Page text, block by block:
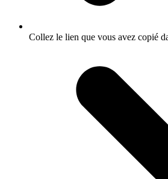
Collez le lien que vous avez copié